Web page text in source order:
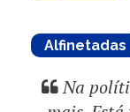
Alfinetadas
Na